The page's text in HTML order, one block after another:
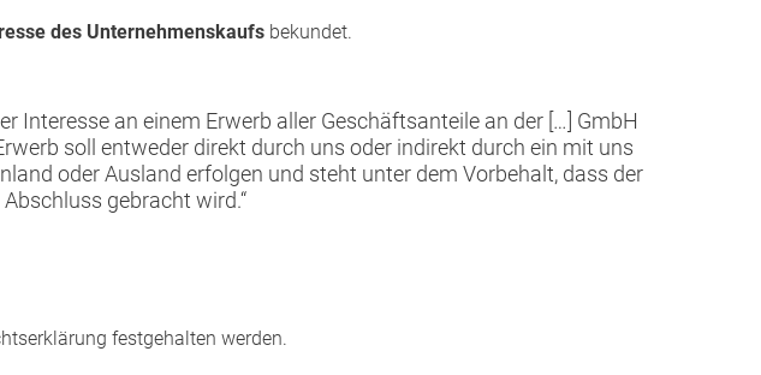
des Unternehmenskaufs bekundet.
Interesse an einem Erwerb aller Geschäftsanteile an der […] GmbH
soll entweder direkt durch uns oder indirekt durch ein mit uns
oder Ausland erfolgen und steht unter dem Vorbehalt, dass der
gebracht wird.“
festgehalten werden.